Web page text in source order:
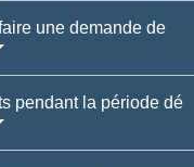
une demande de
pendant la période dé